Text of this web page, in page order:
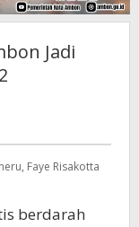
Jadi
Faye Risakotta
berdarah